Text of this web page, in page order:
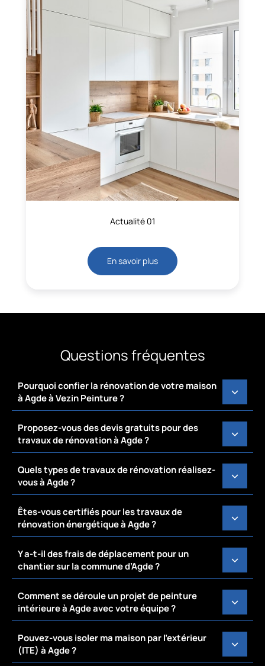
Actualité 01
En savoir plus
Questions fréquentes
Pourquoi confier la rénovation de votre maison
à Agde à Vezin Peinture ?
Proposez-vous des devis gratuits pour des
travaux de rénovation à Agde ?
Quels types de travaux de rénovation réalisez-
vous à Agde ?
Êtes-vous certifiés pour les travaux de
rénovation énergétique à Agde ?
Y a-t-il des frais de déplacement pour un
chantier sur la commune d’Agde ?
Comment se déroule un projet de peinture
intérieure à Agde avec votre équipe ?
Pouvez-vous isoler ma maison par l’extérieur
(ITE) à Agde ?